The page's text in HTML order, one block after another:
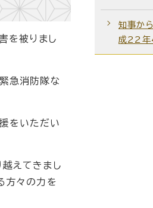
を被りまし
急消防隊な
をいただい
えてきまし
方々の力を
知事か
成22年